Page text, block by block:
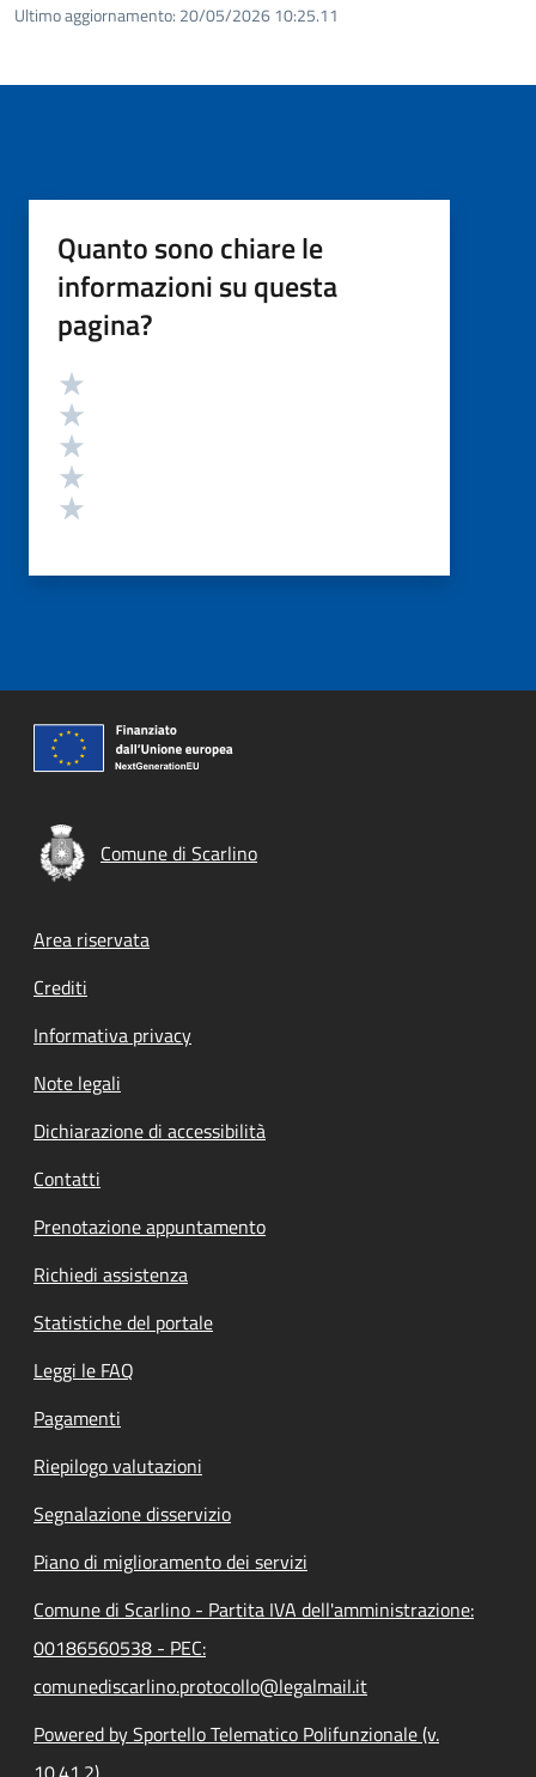
Ultimo aggiornamento: 20/05/2026 10:25.11
Quanto sono chiare le
informazioni su questa
pagina?
Valutazione
Comune di Scarlino
Footer menu
Area riservata
Crediti
Informativa privacy
Note legali
Dichiarazione di accessibilità
Contatti
Prenotazione appuntamento
Richiedi assistenza
Statistiche del portale
Leggi le FAQ
Pagamenti
Riepilogo valutazioni
Segnalazione disservizio
Piano di miglioramento dei servizi
Comune di Scarlino - Partita IVA dell'amministrazione:
00186560538 - PEC:
comunediscarlino.protocollo@legalmail.it
Powered by Sportello Telematico Polifunzionale (v.